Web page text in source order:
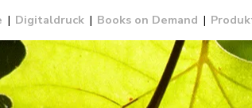
| Digitaldruck | Books on Demand |